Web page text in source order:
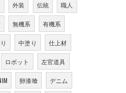
外装 伝統 職人
無機系 有機系
中塗り 仕上材
ロボット 左官道具
卵漆喰 デニム